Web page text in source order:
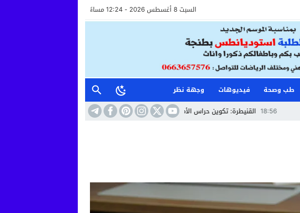
السبت 8 أغسطس 2026 - 12:24 مساءً
طب وصحة فيديوهات
وجهة نظر
القنيطرة: تكوين حراس الأمن وأعوان الاستقبال خطوة نحو مستشفى أكثر إنسانية وأماناً